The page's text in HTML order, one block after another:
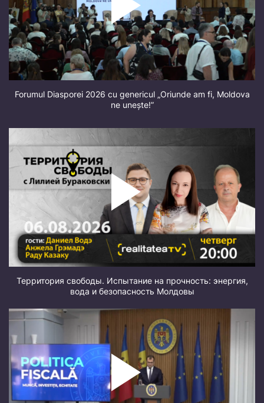
Forumul Diasporei 2026 cu genericul „Oriunde am fi, Moldova
ne unește!”
Территория свободы. Испытание на прочность: энергия,
вода и безопасность Молдовы